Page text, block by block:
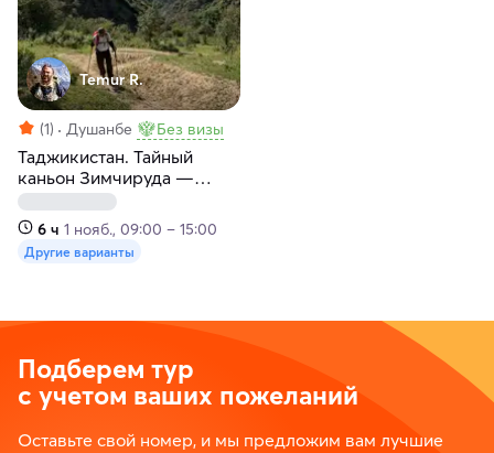
Temur R.
(1) Душанбе Без визы
Таджикистан. Тайный
каньон Зимчируда —
зелёный оазис советской
элиты
6 ч 1 нояб., 09:00 – 15:00
Другие варианты
Подберем тур
с учетом ваших пожеланий
Оставьте свой номер, и мы предложим вам лучшие